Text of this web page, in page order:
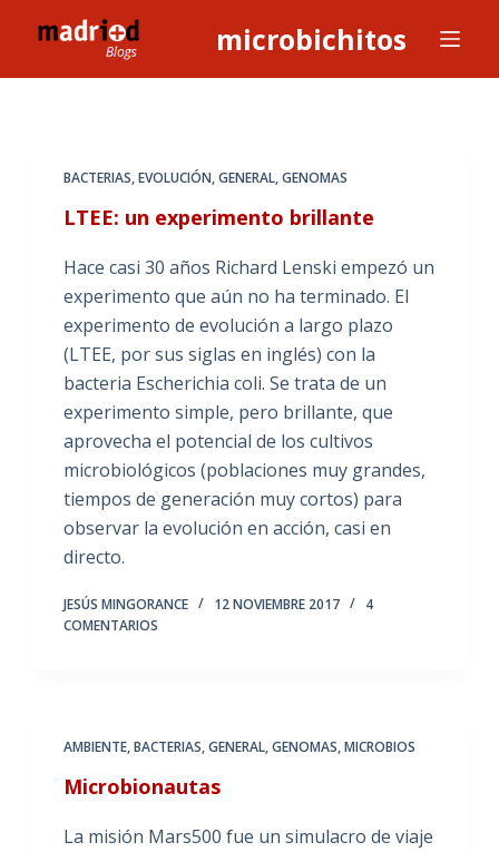
l
microbichitos
BACTERIAS,EVOLUCIÓN,GENERAL,GENOMAS
LTEE: un experimento brillante
Hace casi 30 años Richard Lenski empezó un
experimento que aún no ha terminado. El
experimento de evolución a largo plazo
(LTEE, por sus siglas en inglés) con la
bacteria Escherichia coli. Se trata de un
experimento simple, pero brillante, que
aprovecha el potencial de los cultivos
microbiológicos (poblaciones muy grandes,
tiempos de generación muy cortos) para
observar la evolución en acción, casi en
directo.
JESÚS MINGORANCE 12 NOVIEMBRE 2017
4
COMENTARIOS
AMBIENTE,BACTERIAS,GENERAL,GENOMAS,MICROBIOS
Microbionautas
La misión Mars500 fue un simulacro de viaje